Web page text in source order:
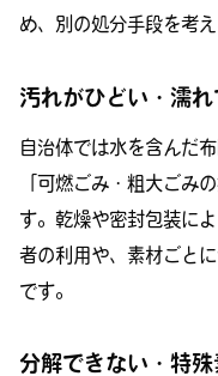
め、別の処分手段を考
汚れがひどい・濡
自治体では水を含んだ
「可燃ごみ・粗大ごみ
す。乾燥や密封包装に
者の利用や、素材ごと
です。
分解できない・特